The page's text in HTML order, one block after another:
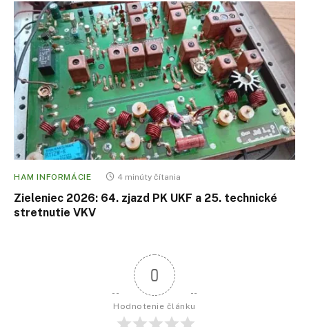
HAM INFORMÁCIE 4 minúty čítania
Zieleniec 2026: 64. zjazd PK UKF a 25. technické
stretnutie VKV
0
Hodnotenie článku